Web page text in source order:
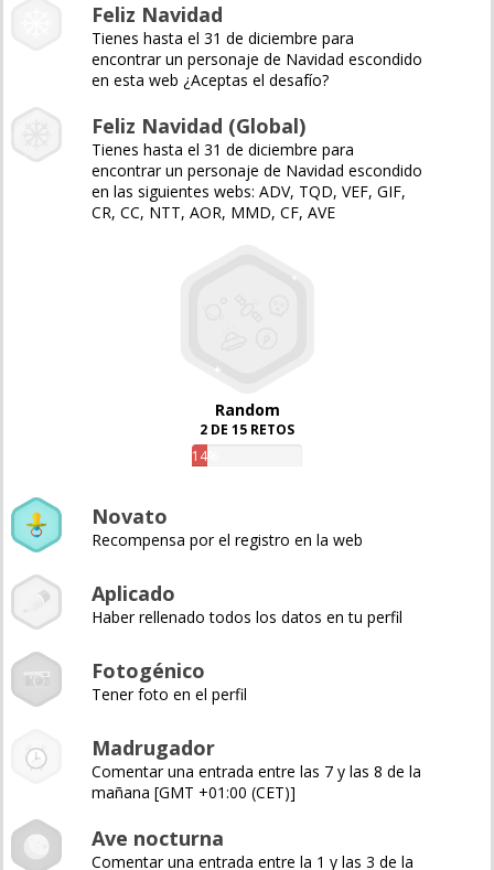
Feliz Navidad
Tienes hasta el 31 de diciembre para
encontrar un personaje de Navidad escondido
en esta web ¿Aceptas el desafío?
Feliz Navidad (Global)
Tienes hasta el 31 de diciembre para
encontrar un personaje de Navidad escondido
en las siguientes webs: ADV, TQD, VEF, GIF,
CR, CC, NTT, AOR, MMD, CF, AVE
Random
2 DE 15 RETOS
14%
Novato
Recompensa por el registro en la web
Aplicado
Haber rellenado todos los datos en tu perfil
Fotogénico
Tener foto en el perfil
Madrugador
Comentar una entrada entre las 7 y las 8 de la
mañana [GMT +01:00 (CET)]
Ave nocturna
Comentar una entrada entre la 1 y las 3 de la